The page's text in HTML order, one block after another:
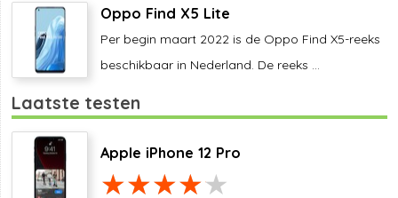
Oppo Find X5 Lite
Per begin maart 2022 is de Oppo Find X5-reeks
beschikbaar in Nederland. De reeks ...
Laatste testen
Apple iPhone 12 Pro